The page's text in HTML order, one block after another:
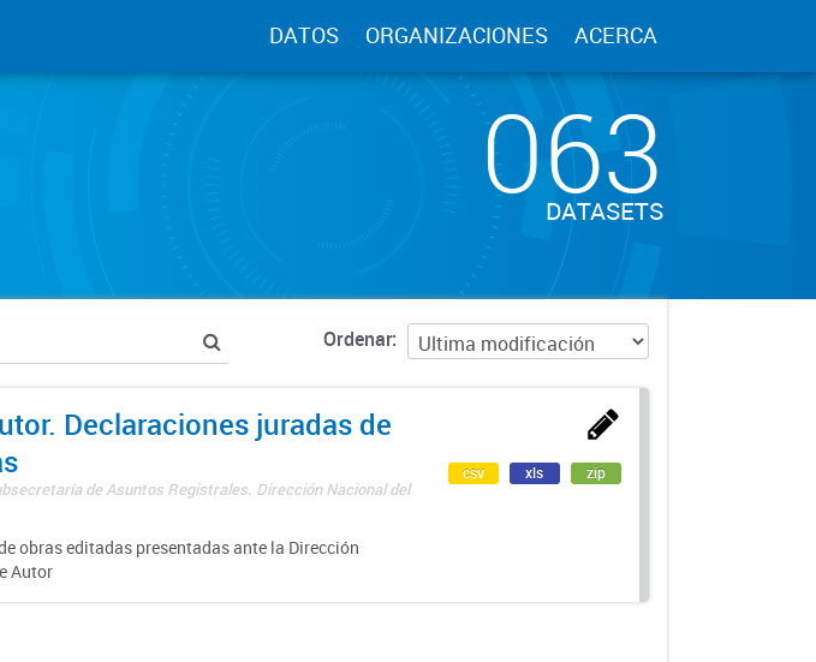
DATOS ORGANIZACIONES ACERCA
063
DATASETS
Ordenar
Declaraciones juradas de
de Asuntos Registrales. Dirección Nacional del
obras editadas presentadas ante la Dirección
Autor
csv xls zip